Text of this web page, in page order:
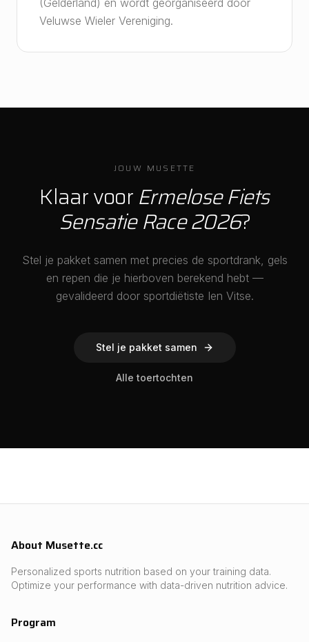
(Gelderland) en wordt georganiseerd door
Veluwse Wieler Vereniging.
JOUW MUSETTE
Klaar voorErmelose Fiets
Sensatie Race 2026?
Stel je pakket samen met precies de sportdrank, gels
en repen die je hierboven berekend hebt —
gevalideerd door sportdiëtiste Ien Vitse.
Stel je pakket samen
Alle toertochten
About Musette.cc
Personalized sports nutrition based on your training data.
Optimize your performance with data-driven nutrition advice.
Program